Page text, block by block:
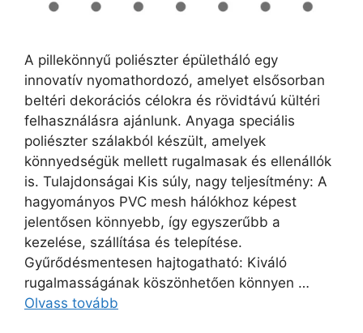
A pillekönnyű poliészter épületháló egy
innovatív nyomathordozó, amelyet elsősorban
beltéri dekorációs célokra és rövidtávú kültéri
felhasználásra ajánlunk. Anyaga speciális
poliészter szálakból készült, amelyek
könnyedségük mellett rugalmasak és ellenállók
is. Tulajdonságai Kis súly, nagy teljesítmény: A
hagyományos PVC mesh hálókhoz képest
jelentősen könnyebb, így egyszerűbb a
kezelése, szállítása és telepítése.
Gyűrődésmentesen hajtogatható: Kiváló
rugalmasságának köszönhetően könnyen …
Olvass tovább